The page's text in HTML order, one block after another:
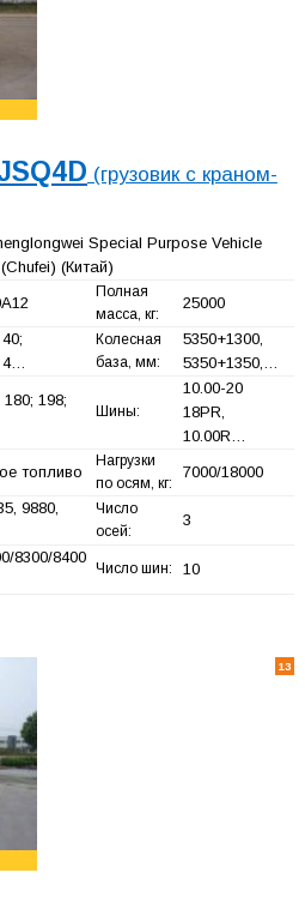
(грузовик с краном-
Special Purpose Vehicle
(Китай)
Полная
масса, кг:
25000
4…
Колесная
база, мм:
5350+1300,
5350+1350,…
198;
Шины:
10.00-20
18PR,
10.00R…
топливо
Нагрузки
по осям, кг:
7000/18000
9880,
Число
осей:
3
8300/8400
Число шин: 10
13